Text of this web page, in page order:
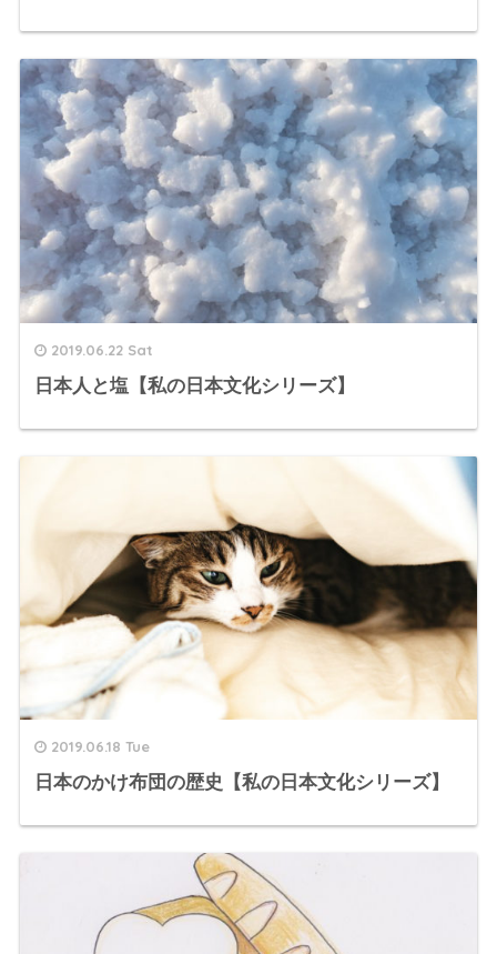
2019.06.22 Sat
日本人と塩【私の日本文化シリーズ】
2019.06.18 Tue
日本のかけ布団の歴史【私の日本文化シリーズ】